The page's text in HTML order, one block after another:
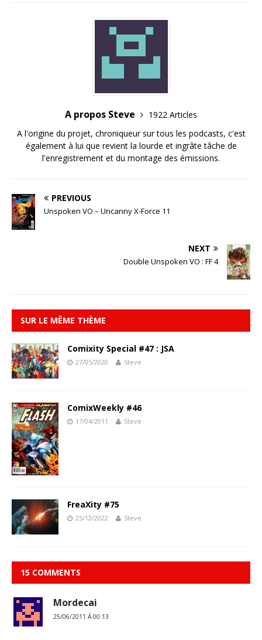
A propos Steve
1922 Articles
A l'origine du projet, chroniqueur sur tous les podcasts, c'est
également à lui que revient la lourde et ingrâte tâche de
l'enregistrement et du montage des émissions.
PREVIOUS
Unspoken VO – Uncanny X-Force 11
NEXT
Double Unspoken VO : FF 4
SUR LE MÊME THÈME
Comixity Special #47 : JSA
27/05/2020 Steve
ComixWeekly #46
17/04/2011 Steve
FreaXity #75
25/12/2022 Steve
15 COMMENTS
Mordecai
25/06/2011 Á 00:13